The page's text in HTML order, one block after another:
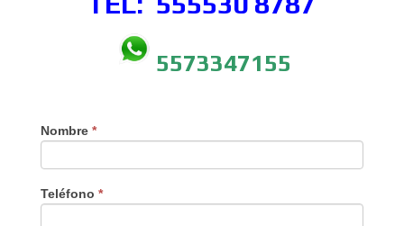
5573347155
Nombre *
Teléfono *